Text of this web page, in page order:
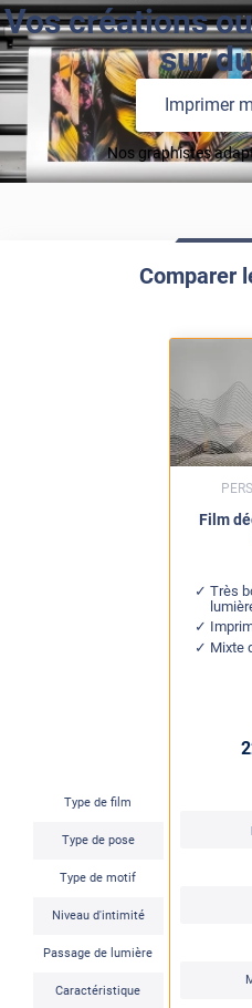
Vos créations
sur
Imprimer
Nos graphistes
Comparer
Type de film
Type de pose
Type de motif
Niveau d'intimité
Passage de lumière
Caractéristique
Film
Très
Mixte